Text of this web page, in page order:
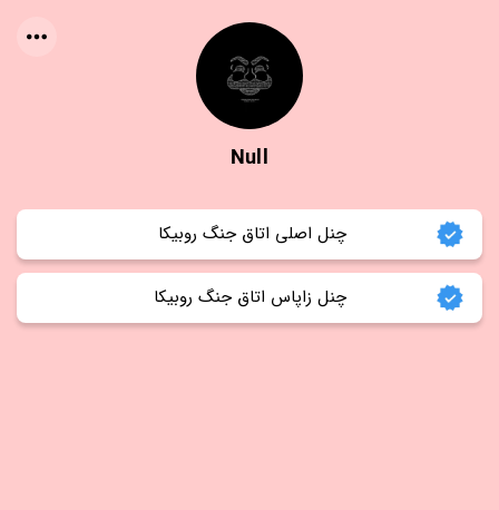
Null
چنل اصلی اتاق جنگ روبیکا
چنل زاپاس اتاق جنگ روبیکا